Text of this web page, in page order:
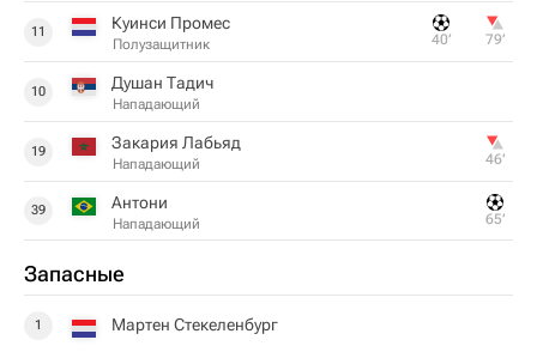
11 Куинси Промес
Полузащитник 40‎’‎ 79‎’‎
10 Душан Тадич
Нападающий
19 Закария Лабьяд
Нападающий 46‎’‎
39 Антони
Нападающий 65‎’‎
Запасные
1 Мартен Стекеленбург